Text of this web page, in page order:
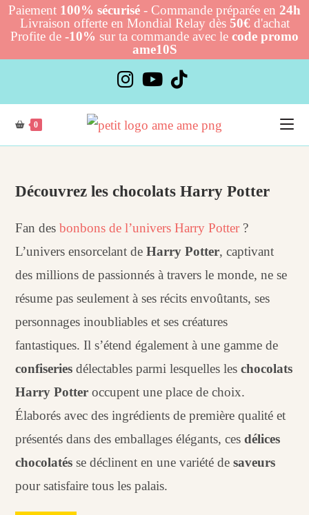
Paiement 100% sécurisé - Commande préparée en 24h
Livraison offerte en Mondial Relay dès 50€d'achat
Profite de -10% sur ta commande avec le code promo
ame10S
content
0
Découvrez les chocolats Harry Potter
Fan desbonbons de l’univers Harry Potter?
L’univers ensorcelant deHarry Potter, captivant
des millions de passionnés à travers le monde, ne se
résume pas seulement à ses récits envoûtants, ses
personnages inoubliables et ses créatures
fantastiques. Il s’étend également à une gamme de
confiseries délectables parmi lesquelles leschocolats
Harry Potter occupent une place de choix.
Élaborés avec des ingrédients de première qualité et
présentés dans des emballages élégants, cesdélices
chocolatés se déclinent en une variété desaveurs
pour satisfaire tous les palais.